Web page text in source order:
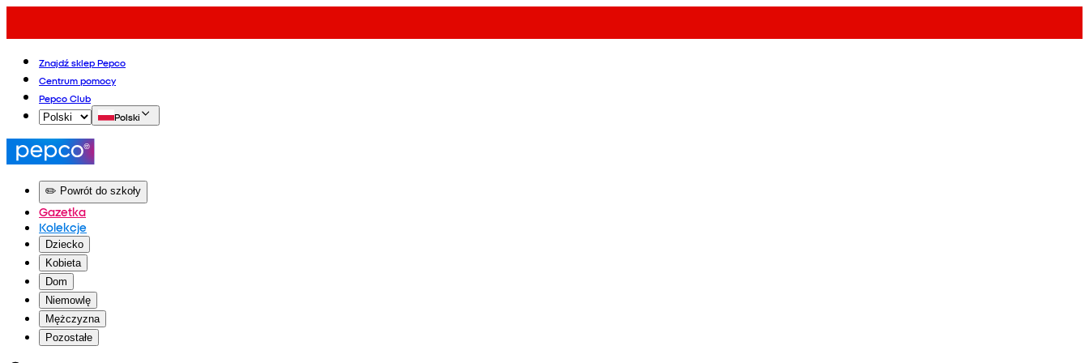
Znajdź sklep Pepco
Centrum pomocy
Pepco Club
Polski
✏️ Powrót do szkoły
Gazetka
Kolekcje
Dziecko
Kobieta
Dom
Niemowlę
Mężczyzna
Pozostałe